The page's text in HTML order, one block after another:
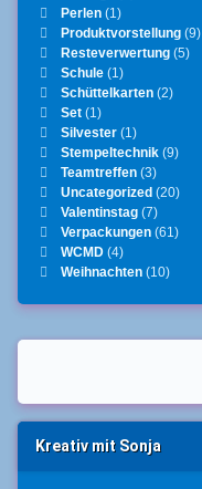
Perlen(1)
Produktvorstellung(9)
Resteverwertung(5)
Schule(1)
Schüttelkarten(2)
Set(1)
Silvester(1)
Stempeltechnik(9)
Teamtreffen(3)
Uncategorized(20)
Valentinstag(7)
Verpackungen(61)
WCMD(4)
Weihnachten(10)
Kreativ mit Sonja